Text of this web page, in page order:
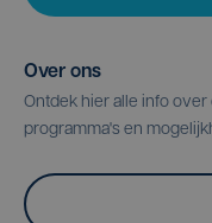
Over ons
Ontdek hier alle info
programma's en